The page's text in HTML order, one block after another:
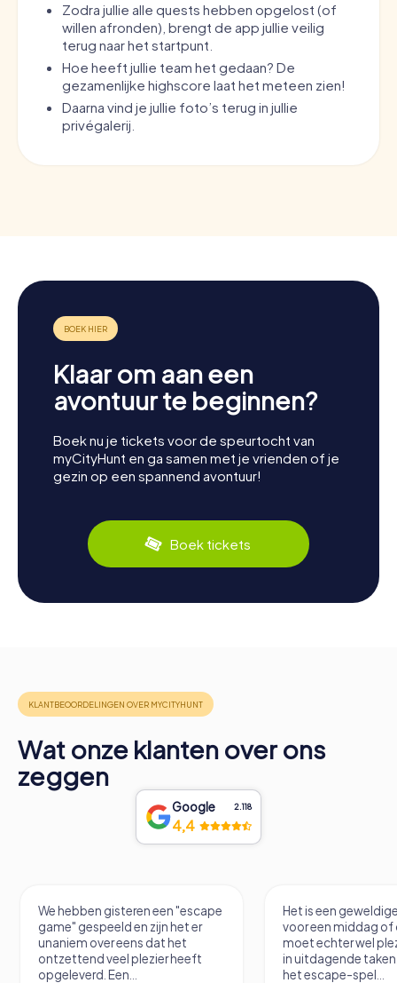
Zodra jullie alle quests hebben opgelost (of
willen afronden), brengt de app jullie veilig
terug naar het startpunt.
Hoe heeft jullie team het gedaan? De
gezamenlijke highscore laat het meteen zien!
Daarna vind je jullie foto’s terug in jullie
privégalerij.
Klaar om aan een
avontuur te beginnen?
Boek nu je tickets voor de speurtocht van
myCityHunt en ga samen met je vrienden of je
gezin op een spannend avontuur!
Boek tickets
Wat onze klanten over ons
zeggen
Google 2.118
4,4
We hebben gisteren een "escape
game" gespeeld en zijn het er
unaniem over eens dat het
ontzettend veel plezier heeft
opgeleverd. Een...
Het is een
voor een middag of
moet echter wel
in uitdagende
het escape-spel...